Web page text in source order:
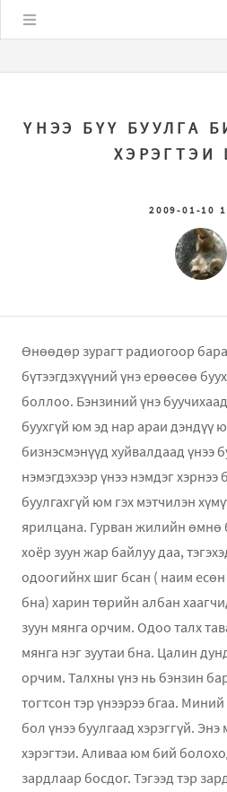
ҮНЭЭ БҮҮ БУУЛГА
ХЭРЭГТЭИ
Өнөөдөр зурагт радиогоор
бүтээгдэхүүний үнэ ерөөсөө
боллоо. Бэнзиний үнэ
буухгүй юм эд нар араи дэндүү
бизнэсмэнүүд хуйвалдаад үнээ
нэмэгдэхээр үнээ нэмдэг хэрнээ
буулгахгүй юм гэх мэтчилэн
ярилцана. Гурван жилийн өмнө
хоёр зуун жар байлуу даа,
одоогийнх шиг бсан ( наим
бна) харин төрийн албан
зуун мянга орчим. Одоо талх
мянга нэг зуутаи бна. Цалин
орчим. Талхны үнэ нь бэнзин
тогтсон тэр үнээрээ бгаа. Миний
бол үнээ буулгаад хэрэггүй.
хэрэгтэи. Аливаа юм бий
зардлаар босдог. Тэгээд тэр